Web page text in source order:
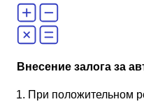
Внесение залога за
При положительном